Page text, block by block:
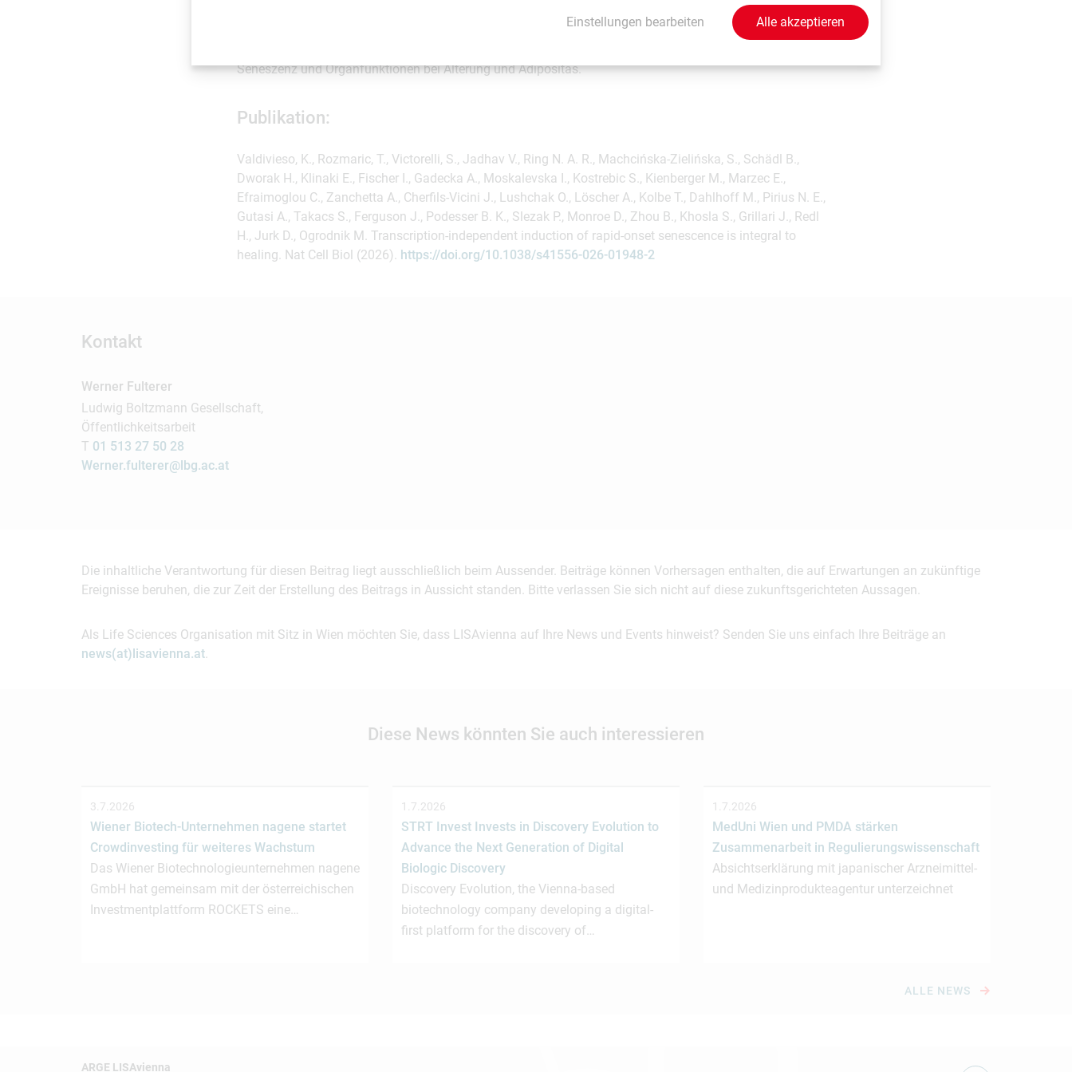
Mikol̸aj Ogrodnik promovierte am Newcastle Institute for Ageing (Newcastle upon Tyne, Vereinigtes
Königreich) und forschte als Post-Doc an der Mayo Clinic (Rochester, MN, USA). Seine Forschungsarbeit
Seneszenz und Organfunktionen bei Alterung und Adipositas.
Publikation:
Valdivieso, K., Rozmaric, T., Victorelli, S., Jadhav V., Ring N. A. R., Machcińska-Zielińska, S., Schädl B.,
Dworak H., Klinaki E., Fischer I., Gadecka A., Moskalevska I., Kostrebic S., Kienberger M., Marzec E.,
Efraimoglou C., Zanchetta A., Cherfils-Vicini J., Lushchak O., Löscher A., Kolbe T., Dahlhoff M., Pirius N. E.,
Gutasi A., Takacs S., Ferguson J., Podesser B. K., Slezak P., Monroe D., Zhou B., Khosla S., Grillari J., Redl
H., Jurk D., Ogrodnik M. Transcription-independent induction of rapid-onset senescence is integral to
healing. Nat Cell Biol (2026). https://doi.org/10.1038/s41556-026-01948-2
Kontakt
Werner Fulterer
Ludwig Boltzmann Gesellschaft,
Öffentlichkeitsarbeit
T 01 513 27 50 28
Werner.fulterer@lbg.ac.at
Die inhaltliche Verantwortung für diesen Beitrag liegt ausschließlich beim Aussender. Beiträge können Vorhersagen enthalten, die auf Erwartungen an zukünftige
Ereignisse beruhen, die zur Zeit der Erstellung des Beitrags in Aussicht standen. Bitte verlassen Sie sich nicht auf diese zukunftsgerichteten Aussagen.
Als Life Sciences Organisation mit Sitz in Wien möchten Sie, dass LISAvienna auf Ihre News und Events hinweist? Senden Sie uns einfach Ihre Beiträge an
news(at)lisavienna.at.
Diese News könnten Sie auch interessieren
3.7.2026
Wiener Biotech-Unternehmen nagene startet
Crowdinvesting für weiteres Wachstum
Das Wiener Biotechnologieunternehmen nagene
GmbH hat gemeinsam mit der österreichischen
Investmentplattform ROCKETS eine…
1.7.2026
STRT Invest Invests in Discovery Evolution to
Advance the Next Generation of Digital
Biologic Discovery
Discovery Evolution, the Vienna-based
biotechnology company developing a digital-
first platform for the discovery of…
1.7.2026
MedUni Wien und PMDA stärken
Zusammenarbeit in Regulierungswissenschaft
Absichtserklärung mit japanischer Arzneimittel-
und Medizinprodukteagentur unterzeichnet
ALLE NEWS
ARGE LISAvienna
Einstellungen bearbeiten Alle akzeptieren